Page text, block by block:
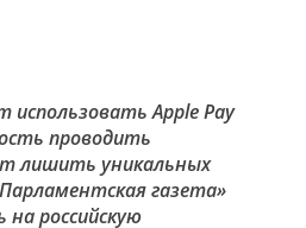
использовать Apple Pay
проводить
лишить уникальных
газета»
российскую